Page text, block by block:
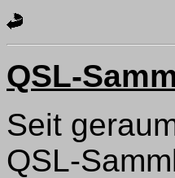
QSL-
Seit
QSL-